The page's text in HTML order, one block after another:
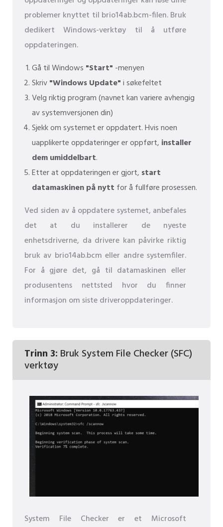
problemer knyttet til brio14ab.bcm-filen. Bruk
dedikert Windows-verktøy til å utføre
oppdateringen.
Gå til Windows "Start" -menyen
Skriv"Windows Update"i søkefeltet
Velg riktig program (navnet kan variere avhengig
av systemversjonen din)
Sjekk om systemet er oppdatert. Hvis noen
uapplikerte oppdateringer er oppført, installer
dem umiddelbart.
Etter at oppdateringen er gjort, start
datamaskinen på nytt for å fullføre prosessen.
Ved siden av å oppdatere systemet, anbefales
det at du installerer de nyeste
enhetsdriverne, da drivere kan påvirke riktig
bruk av brio14ab.bcm eller andre systemfiler.
For å gjøre det, gå til datamaskinen eller
produsentens nettsted hvor du finner
informasjon om siste driveroppdateringer.
Trinn 3: Bruk System File Checker (SFC)
verktøy
System File Checker er et Microsoft